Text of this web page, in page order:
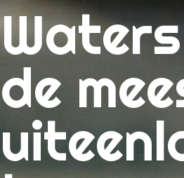
de